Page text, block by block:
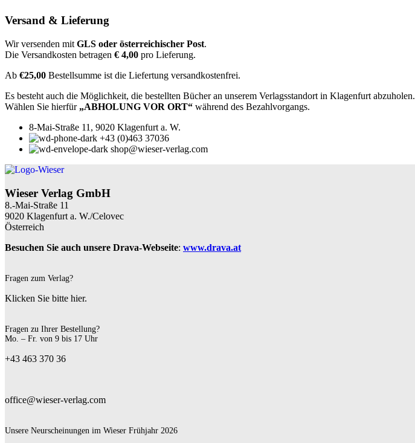
Versand & Lieferung
Wir versenden mit GLS oder österreichischer Post.
Die Versandkosten betragen € 4,00 pro Lieferung.
Ab €25,00 Bestellsumme ist die Liefertung versandkostenfrei.
Es besteht auch die Möglichkeit, die bestellten Bücher an unserem Verlagsstandort in Klagenfurt abzuholen.
Wählen Sie hierfür „ABHOLUNG VOR ORT“ während des Bezahlvorgangs.
8-Mai-Straße 11, 9020 Klagenfurt a. W.
+43 (0)463 37036
shop@wieser-verlag.com
Wieser Verlag GmbH
8.-Mai-Straße 11
9020 Klagenfurt a. W./Celovec
Österreich
Besuchen Sie auch unsere Drava-Webseite: www.drava.at
Fragen zum Verlag?
Klicken Sie bitte hier.
Fragen zu Ihrer Bestellung?
Mo. – Fr. von 9 bis 17 Uhr
+43 463 370 36
office@wieser-verlag.com
Unsere Neurscheinungen im Wieser Frühjahr 2026